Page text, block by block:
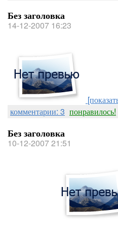
Без заголовка
14-12-2007 16:23
комментарии: 3 понравилось!
Без заголовка
10-12-2007 21:51